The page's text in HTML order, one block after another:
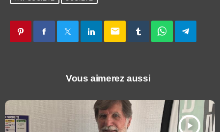
email
Vous aimerez aussi
play_arrow